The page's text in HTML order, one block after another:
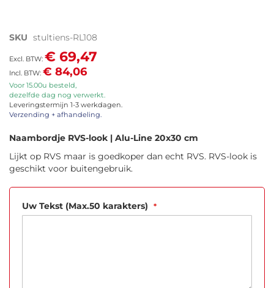
Ga
het
begin
van
de
afbeeldingen-
SKU stultiens-RL108
€ 84,06
€ 69,47
Voor 15.00u besteld,
dezelfde dag nog verwerkt.
Leveringstermijn 1-3 werkdagen.
Verzending + afhandeling.
Naambordje RVS-look | Alu-Line 20x30 cm
Lijkt op RVS maar is goedkoper dan echt RVS. RVS-look is
geschikt voor buitengebruik.
Uw Tekst (Max.50 karakters)